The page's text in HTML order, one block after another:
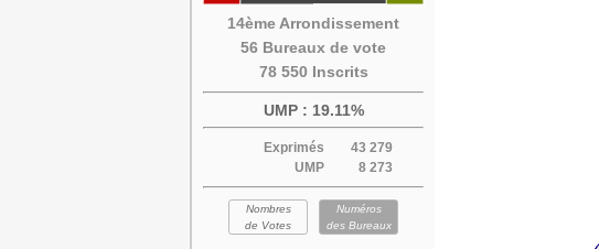
14ème Arrondissement
56 Bureaux de vote
78 550 Inscrits
UMP : 19.11%
Exprimés
43 279
UMP
8 273
Nombres
de Votes
Numéros
des Bureaux